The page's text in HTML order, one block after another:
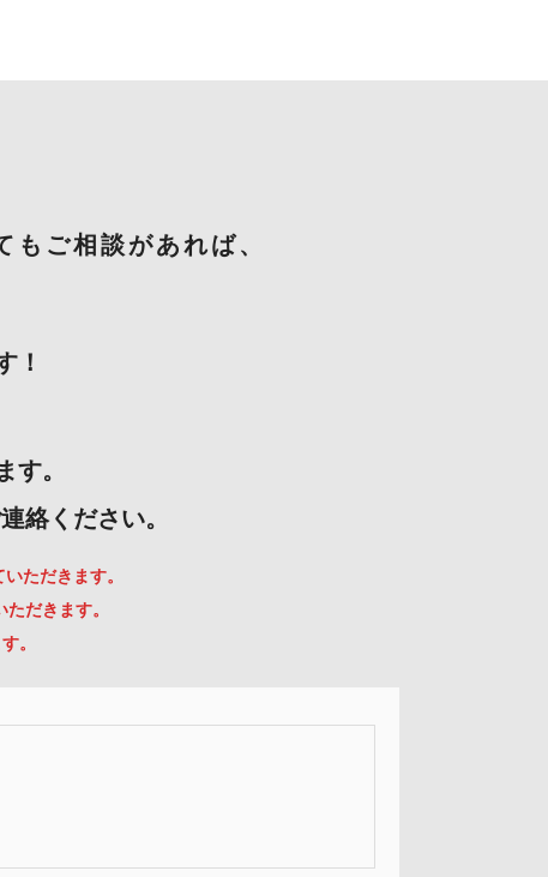
ご相談があれば、
！
。
絡ください。
ただきます。
だきます。
。